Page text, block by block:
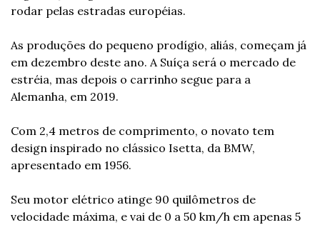
rodar pelas estradas européias.
As produções do pequeno prodígio, aliás, começam já
em dezembro deste ano. A Suíça será o mercado de
estréia, mas depois o carrinho segue para a
Alemanha, em 2019.
Com 2,4 metros de comprimento, o novato tem
design inspirado no clássico Isetta, da BMW,
apresentado em 1956.
Seu motor elétrico atinge 90 quilômetros de
velocidade máxima, e vai de 0 a 50 km/h em apenas 5